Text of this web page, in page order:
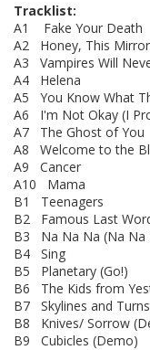
Tracklist:
A1 Fake Your Death
A2 Honey, This
A3 Vampires Will
A4 Helena
A5 You Know What
A6 I'm Not Okay (I
A7 The Ghost of You
A8 Welcome to the
A9 Cancer
A10 Mama
B1 Teenagers
B2 Famous Last
B3 Na Na Na (Na Na
B4 Sing
B5 Planetary (Go!)
B6 The Kids from
B7 Skylines and
B8 Knives/ Sorrow
B9 Cubicles (Demo)